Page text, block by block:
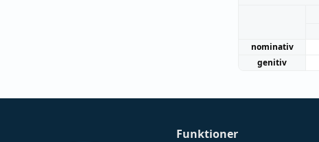
nominativ
genitiv
Funktioner